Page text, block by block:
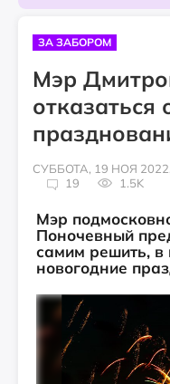
ЗА ЗАБОРОМ
Мэр
отказаться
СУББОТА, 19 НОЯ
19
1.5K
Мэр
Поночевный
самим решить, в
новогодние